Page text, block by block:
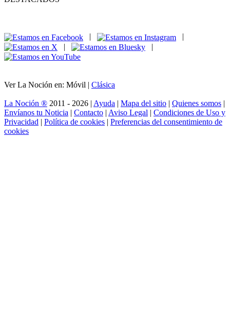
|
|
|
|
Ver La Noción en: Móvil | Clásica
La Noción ® 2011 - 2026 | Ayuda | Mapa del sitio | Quienes somos |
Envíanos tu Noticia | Contacto | Aviso Legal | Condiciones de Uso y
Privacidad | Política de cookies | Preferencias del consentimiento de
cookies